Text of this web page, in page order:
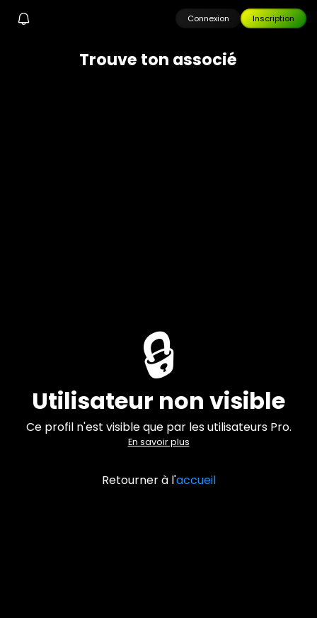
Connexion Inscription
Trouve ton associé
🔒
Utilisateur non visible
Ce profil n'est visible que par les utilisateurs Pro.
En savoir plus
Retourner à l'accueil